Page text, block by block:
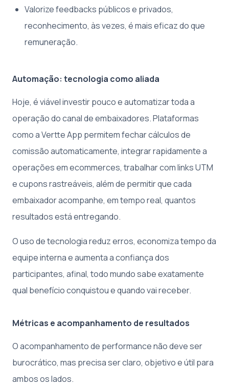
Valorize feedbacks públicos e privados,
reconhecimento, às vezes, é mais eficaz do que
remuneração.
Automação: tecnologia como aliada
Hoje, é viável investir pouco e automatizar toda a
operação do canal de embaixadores. Plataformas
como a Vertte App permitem fechar cálculos de
comissão automaticamente, integrar rapidamente a
operações em ecommerces, trabalhar com links UTM
e cupons rastreáveis, além de permitir que cada
embaixador acompanhe, em tempo real, quantos
resultados está entregando.
O uso de tecnologia reduz erros, economiza tempo da
equipe interna e aumenta a confiança dos
participantes, afinal, todo mundo sabe exatamente
qual benefício conquistou e quando vai receber.
Métricas e acompanhamento de resultados
O acompanhamento de performance não deve ser
burocrático, mas precisa ser claro, objetivo e útil para
ambos os lados.